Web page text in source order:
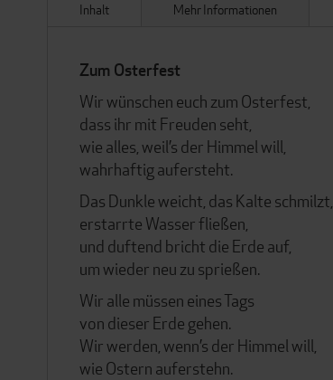
Inhalt
Zum Osterfest
Wir wünschen euch zum Osterfest,
dass ihr mit Freuden seht,
wie alles, weil’s der Himmel will,
wahrhaftig aufersteht.
Das Dunkle weicht, das Kalte schmilzt,
erstarrte Wasser fließen,
und duftend bricht die Erde auf,
um wieder neu zu sprießen.
Wir alle müssen eines Tags
von dieser Erde gehen.
Wir werden, wenn’s der Himmel will,
wie Ostern auferstehn.
Mehr Informationen